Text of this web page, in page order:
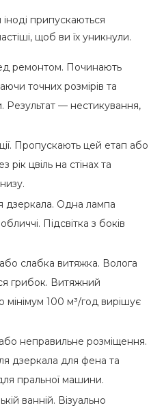
іноді припускаються
щоб ви їх уникнули.
ремонтом. Починають
точних розмірів та
Результат — нестикування,
Пропускають цей етап або
рік цвіль на стінах та
дзеркала. Одна лампа
Підсвітка з боків
або слабка витяжка. Волога
грибок. Витяжний
мінімум 100 м³/год вирішує
неправильне розміщення.
дзеркала для фена та
пральної машини.
ванній. Візуально